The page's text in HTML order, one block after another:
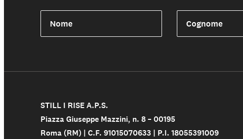
Shop solidale
Nome Cognome
STILL I RISE A.P.S.
Piazza Giuseppe Mazzini, n. 8 – 00195
Roma (RM) | C.F. 91015070633 | P.I. 18055391009